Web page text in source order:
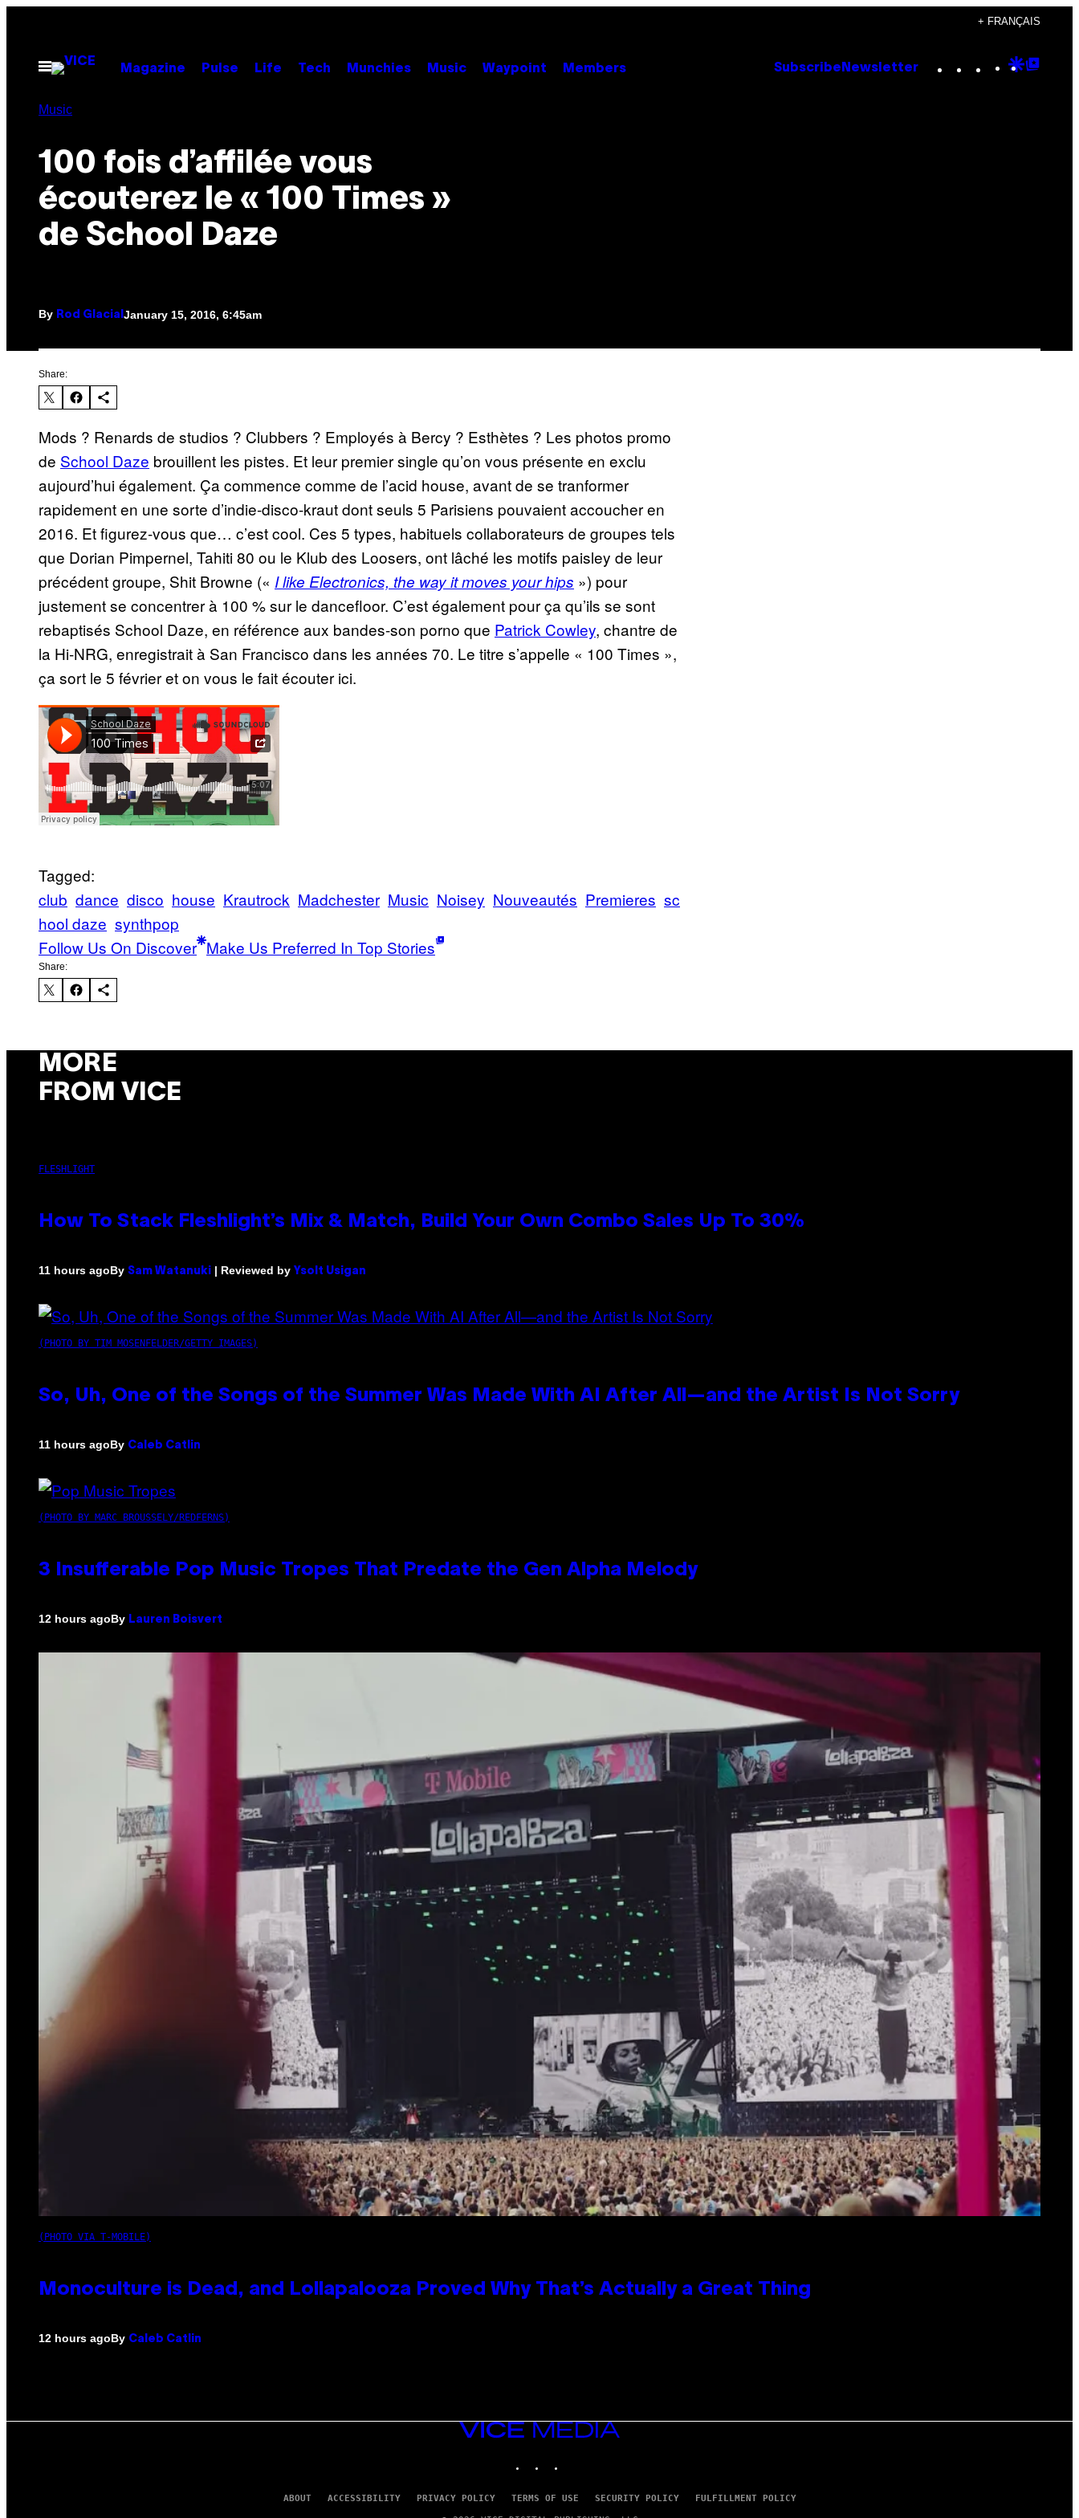
content
+ FRANÇAIS
Open
Menu
Magazine Pulse Life Tech Munchies Music Waypoint Members Subscribe Newsletter Instagram
TikTok
YouTube
Google
Music
100 fois d’affilée vous
écouterez le « 100 Times »
de School Daze
By Rod Glacial January 15, 2016, 6:45am
Share:
Mods ? Renards de studios ? Clubbers ? Employés à Bercy ? Esthètes ? Les photos promo
de School Daze brouillent les pistes. Et leur premier single qu’on vous présente en exclu
aujourd’hui également. Ça commence comme de l’acid house, avant de se tranformer
rapidement en une sorte d’indie-disco-kraut dont seuls 5 Parisiens pouvaient accoucher en
2016. Et figurez-vous que… c’est cool. Ces 5 types, habituels collaborateurs de groupes tels
que Dorian Pimpernel, Tahiti 80 ou le Klub des Loosers, ont lâché les motifs paisley de leur
précédent groupe, Shit Browne (« I like Electronics, the way it moves your hips ») pour
justement se concentrer à 100 % sur le dancefloor. C’est également pour ça qu’ils se sont
rebaptisés School Daze, en référence aux bandes-son porno que Patrick Cowley, chantre de
la Hi-NRG, enregistrait à San Francisco dans les années 70. Le titre s’appelle « 100 Times »,
ça sort le 5 février et on vous le fait écouter ici.
Tagged:
club dance disco house Krautrock Madchester Music Noisey Nouveautés Premieres sc
hool daze synthpop
Follow Us On Discover Make Us Preferred In Top Stories
Share:
MORE
FROM VICE
FLESHLIGHT
How To Stack Fleshlight’s Mix & Match, Build Your Own Combo Sales Up To 30%
11 hours agoBy Sam Watanuki | Reviewed by Ysolt Usigan
(PHOTO BY TIM MOSENFELDER/GETTY IMAGES)
So, Uh, One of the Songs of the Summer Was Made With AI After All—and the Artist Is Not Sorry
11 hours agoBy Caleb Catlin
(PHOTO BY MARC BROUSSELY/REDFERNS)
3 Insufferable Pop Music Tropes That Predate the Gen Alpha Melody
12 hours agoBy Lauren Boisvert
(PHOTO VIA T-MOBILE)
Monoculture is Dead, and Lollapalooza Proved Why That’s Actually a Great Thing
12 hours agoBy Caleb Catlin
VICE
MEDIA
ABOUT ACCESSIBILITY PRIVACY POLICY TERMS OF USE SECURITY POLICY FULFILLMENT POLICY